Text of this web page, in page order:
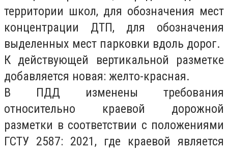
территории школ, для обозначения мест
концентрации ДТП, для обозначения
выделенных мест парковки вдоль дорог.
К действующей вертикальной разметке
добавляется новая: желто-красная.
В ПДД изменены требования
относительно краевой дорожной
разметки в соответствии с положениями
ГСТУ 2587: 2021, где краевой является